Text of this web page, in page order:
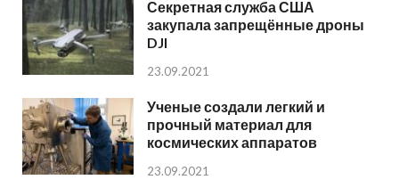
Секретная служба США
закупала запрещённые дроны
DJI
23.09.2021
Ученые создали легкий и
прочный материал для
космических аппаратов
23.09.2021